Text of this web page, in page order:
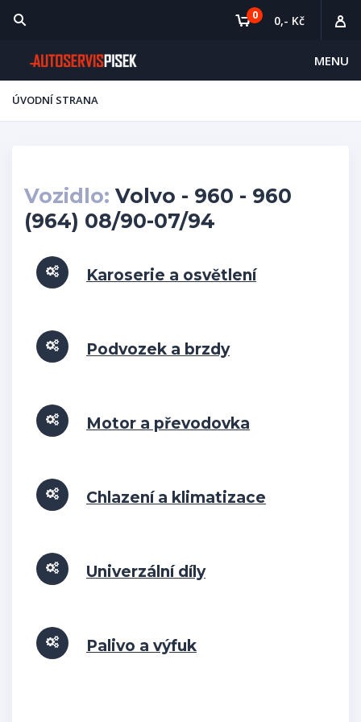
MENU
0 0,- Kč
ÚVODNÍ STRANA
Vozidlo: Volvo - 960 - 960
(964) 08/90-07/94
Karoserie a osvětlení
Podvozek a brzdy
Motor a převodovka
Chlazení a klimatizace
Univerzální díly
Palivo a výfuk